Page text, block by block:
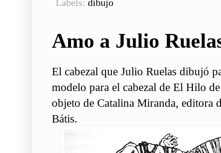
Labels: dibujo
Amo a Julio
El cabezal que Julio Ruelas dibujó
modelo para el cabezal de El Hilo
objeto de Catalina Miranda, editora
Bátis.